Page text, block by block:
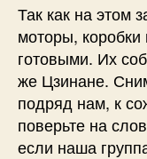
Так как на этом
моторы,
готовыми. Их
же Цзинане.
подряд нам, к
поверьте на
если наша